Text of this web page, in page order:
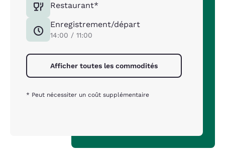
Restaurant*
Enregistrement/départ
14:00 / 11:00
Afficher toutes les commodités
* Peut nécessiter un coût supplémentaire